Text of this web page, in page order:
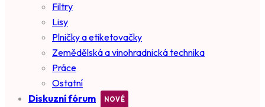
Filtry
Lisy
Plničky a etiketovačky
Zemědělská a vinohradnická technika
Práce
Ostatní
Diskuzní fórum